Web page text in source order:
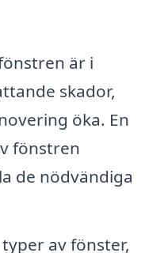
är i
skador,
öka. En
fönstren
de nödvändiga
av fönster,